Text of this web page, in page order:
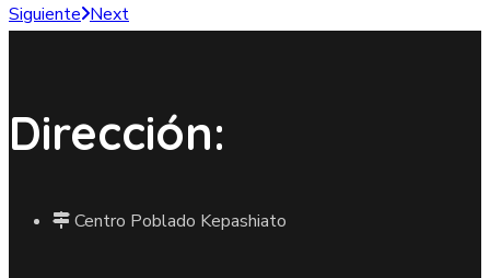
Siguiente Next
Dirección:
Centro Poblado Kepashiato